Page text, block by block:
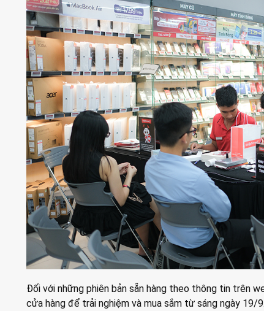
Đối với những phiên bản sẵn hàng theo thông tin trên
cửa hàng để trải nghiệm và mua sắm từ sáng ngày